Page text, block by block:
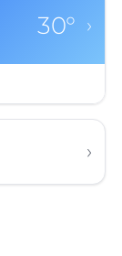
30° ›
›